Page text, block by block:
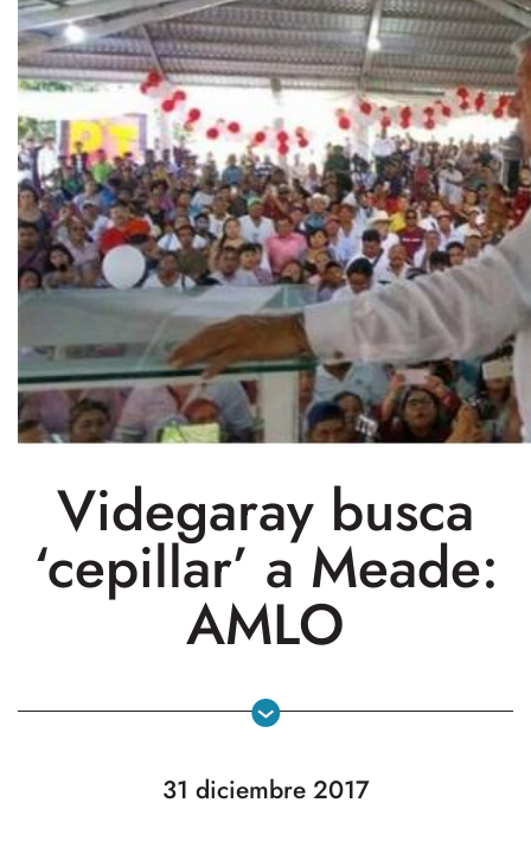
Videgaray busca
‘cepillar’ a Meade:
AMLO
31 diciembre 2017